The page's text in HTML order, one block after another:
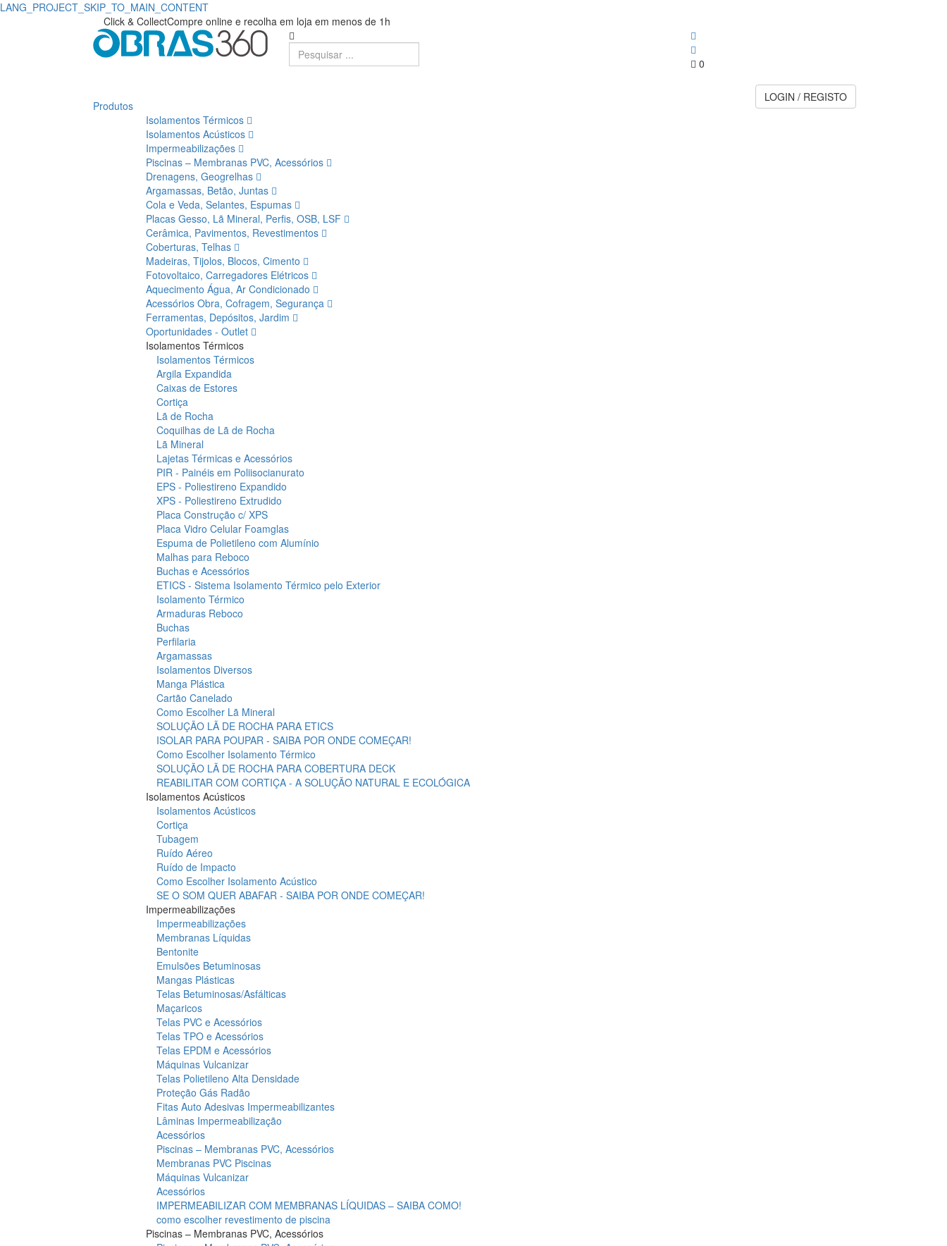
LANG_PROJECT_SKIP_TO_MAIN_CONTENT
0906017
Suspensórios
Click & CollectCompre online e recolha em loja em menos de 1h
0
Produtos
Isolamentos Térmicos
Isolamentos Acústicos
Impermeabilizações
Piscinas – Membranas PVC, Acessórios
Drenagens, Geogrelhas
Argamassas, Betão, Juntas
Cola e Veda, Selantes, Espumas
Placas Gesso, Lã Mineral, Perfis, OSB, LSF
Cerâmica, Pavimentos, Revestimentos
Coberturas, Telhas
Madeiras, Tijolos, Blocos, Cimento
Fotovoltaico, Carregadores Elétricos
Aquecimento Água, Ar Condicionado
Acessórios Obra, Cofragem, Segurança
Ferramentas, Depósitos, Jardim
Oportunidades - Outlet
Isolamentos Térmicos
Isolamentos Térmicos
Argila Expandida
Caixas de Estores
Cortiça
Lã de Rocha
Coquilhas de Lã de Rocha
Lã Mineral
Lajetas Térmicas e Acessórios
PIR - Painéis em Poliisocianurato
EPS - Poliestireno Expandido
XPS - Poliestireno Extrudido
Placa Construção c/ XPS
Placa Vidro Celular Foamglas
Espuma de Polietileno com Alumínio
Malhas para Reboco
Buchas e Acessórios
ETICS - Sistema Isolamento Térmico pelo Exterior
Isolamento Térmico
Armaduras Reboco
Buchas
Perfilaria
Argamassas
Isolamentos Diversos
Manga Plástica
Cartão Canelado
Como Escolher Lã Mineral
SOLUÇÃO LÃ DE ROCHA PARA ETICS
ISOLAR PARA POUPAR - SAIBA POR ONDE COMEÇAR!
Como Escolher Isolamento Térmico
SOLUÇÃO LÃ DE ROCHA PARA COBERTURA DECK
REABILITAR COM CORTIÇA - A SOLUÇÃO NATURAL E ECOLÓGICA
Isolamentos Acústicos
Isolamentos Acústicos
Cortiça
Tubagem
Ruído Aéreo
Ruído de Impacto
Como Escolher Isolamento Acústico
SE O SOM QUER ABAFAR - SAIBA POR ONDE COMEÇAR!
Impermeabilizações
Impermeabilizações
Membranas Líquidas
Bentonite
Emulsões Betuminosas
Mangas Plásticas
Telas Betuminosas/Asfálticas
Maçaricos
Telas PVC e Acessórios
Telas TPO e Acessórios
Telas EPDM e Acessórios
Máquinas Vulcanizar
Telas Polietileno Alta Densidade
Proteção Gás Radão
Fitas Auto Adesivas Impermeabilizantes
Lâminas Impermeabilização
Acessórios
Piscinas – Membranas PVC, Acessórios
Membranas PVC Piscinas
Máquinas Vulcanizar
Acessórios
IMPERMEABILIZAR COM MEMBRANAS LÍQUIDAS – SAIBA COMO!
como escolher revestimento de piscina
Piscinas – Membranas PVC, Acessórios
LOGIN / REGISTO